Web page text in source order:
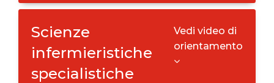
Scienze
infermieristiche
specialistiche
Vedi video di
orientamento